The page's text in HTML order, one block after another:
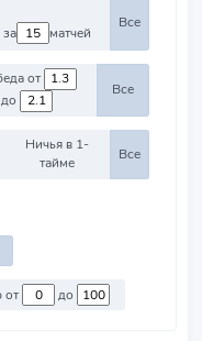
за
матчей
Все
Победа от
до
Все
Ничья в 1-
тайме
Все
Против команд со стоимостью от до